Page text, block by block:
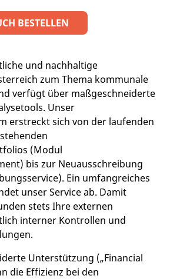
BESTELLEN
und nachhaltige
zum Thema kommunale
verfügt über maßgeschneiderte
Unser
erstreckt sich von der laufenden
(Modul
bis zur Neuausschreibung
Ein umfangreiches
unser Service ab. Damit
stets Ihre externen
interner Kontrollen und
Unterstützung („Financial
die Effizienz bei den